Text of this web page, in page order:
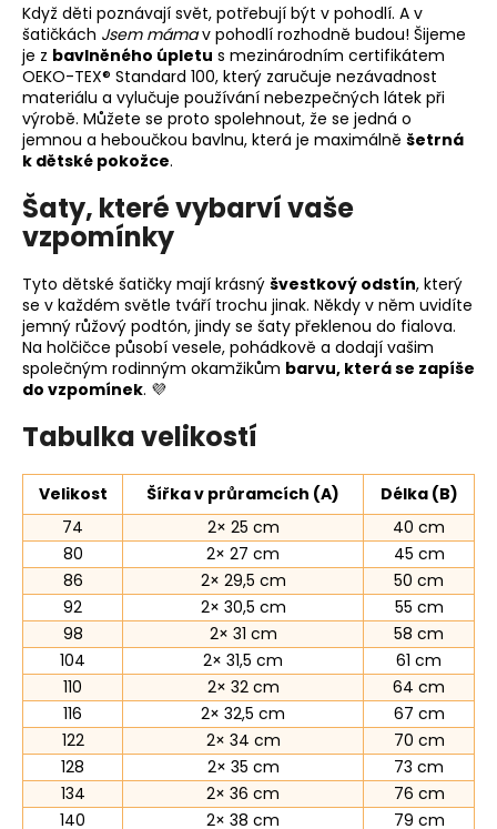
Když děti poznávají svět, potřebují být v pohodlí. A v
šatičkách Jsem mámav pohodlí rozhodně budou! Šijeme
je z bavlněného úpletu s mezinárodním certifikátem
OEKO-TEX® Standard 100, který zaručuje nezávadnost
materiálu a vylučuje používání nebezpečných látek při
výrobě. Můžete se proto spolehnout, že se jedná o
jemnou a heboučkou bavlnu, která je maximálně šetrná
k dětské pokožce.
Šaty, které vybarví vaše
vzpomínky
Tyto dětské šatičky mají krásný švestkový odstín, který
se v každém světle tváří trochu jinak. Někdy v něm uvidíte
jemný růžový podtón, jindy se šaty překlenou do fialova.
Na holčičce působí vesele, pohádkově a dodají vašim
společným rodinným okamžikům barvu, která se zapíše
do vzpomínek. 💜
Tabulka velikostí
Velikost Šířka v průramcích (A)
Délka (B)
74
2× 25 cm
40 cm
80
2× 27 cm
45 cm
86
2× 29,5 cm
50 cm
92
2× 30,5 cm
55 cm
98
2× 31 cm
58 cm
104
2× 31,5 cm
61 cm
110
2× 32 cm
64 cm
116
2× 32,5 cm
67 cm
122
2× 34 cm
70 cm
128
2× 35 cm
73 cm
134
2× 36 cm
76 cm
140
2× 38 cm
79 cm